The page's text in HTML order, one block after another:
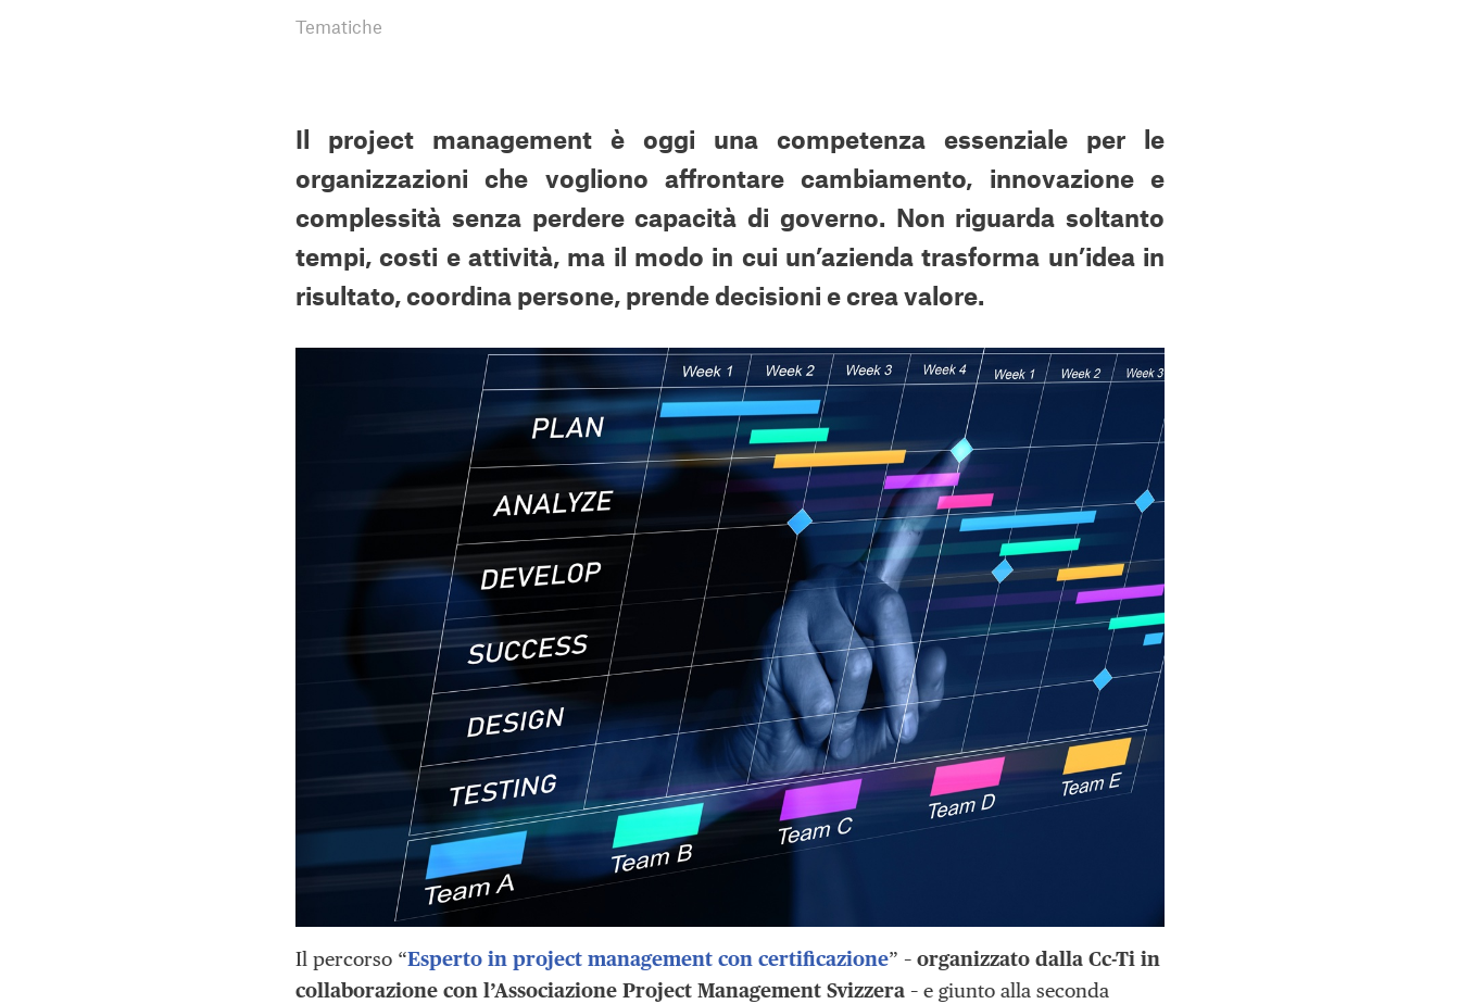
Tematiche
Il project management è oggi una competenza essenziale per le
organizzazioni che vogliono affrontare cambiamento, innovazione e
complessità senza perdere capacità di governo. Non riguarda soltanto
tempi, costi e attività, ma il modo in cui un’azienda trasforma un’idea in
risultato, coordina persone, prende decisioni e crea valore.
Il percorso “Esperto in project management con certificazione” – organizzato dalla Cc-Ti in
collaborazione con l’Associazione Project Management Svizzera – e giunto alla seconda